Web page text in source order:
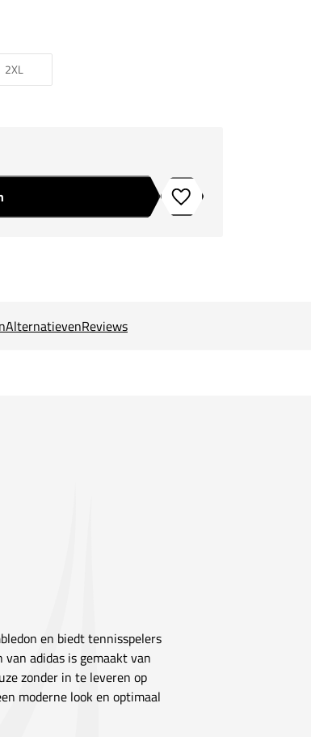
2XL
Toevoegen aan verlanglijstje
AlternatievenReviews
en biedt tennisspelers
van adidas is gemaakt van
zonder in te leveren op
moderne look en optimaal